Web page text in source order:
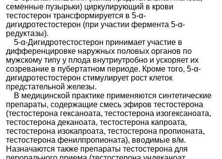
семенные пузырьки) циркулирующий в крови
тестостерон трансформируется в 5-α-
дигидротестостерон (при участии фермента 5-α-
редуктазы).
5-α-Дигидротестостерон принимает участие в
дифференцировке наружных половых органов по
мужскому типу у плода внутриутробно и ускоряет их
созревание в пубертатном периоде. Кроме того, 5-α-
дигидротестостерон стимулирует рост клеток
предстательной железы.
В медицинской практике применяются синтетические
препараты, содержащие смесь эфиров тестостерона
(тестостерона гексаноата, тестостерона изогексаноата,
тестостерона деканоата, тестостерона капроата,
тестостерона изокапроата, тестостерона пропионата,
тестостерона фенилпропионата), вводимые в/м.
Назначаются также препараты тестостерона для